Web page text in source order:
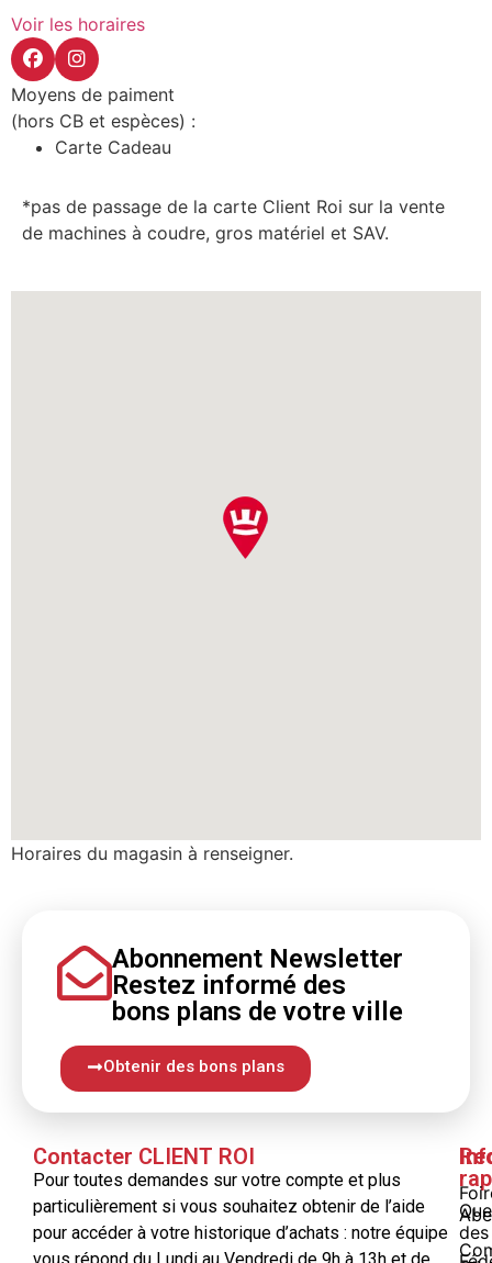
Voir les horaires
Moyens de paiment
(hors CB et espèces) :
Carte Cadeau
*pas de passage de la carte Client Roi sur la vente
de machines à coudre, gros matériel et SAV.
Horaires du magasin à renseigner.
Abonnement Newsletter
Restez informé des
bons plans de votre ville
Obtenir des bons plans
Contacter CLIENT ROI
Pour toutes demandes sur votre compte et plus
particulièrement si vous souhaitez obtenir de l’aide
pour accéder à votre historique d’achats : notre équipe
vous répond du Lundi au Vendredi de 9h à 13h et de
des